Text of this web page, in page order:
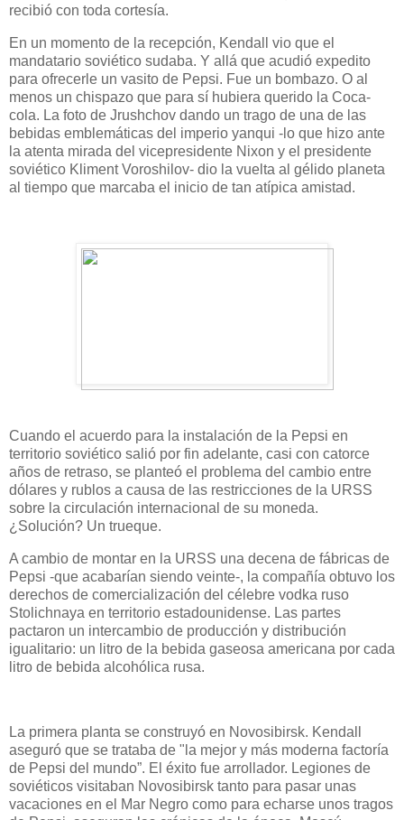
recibió con toda cortesía.
En un momento de la recepción, Kendall vio que el
mandatario soviético sudaba. Y allá que acudió expedito
para ofrecerle un vasito de Pepsi. Fue un bombazo. O al
menos un chispazo que para sí hubiera querido la Coca-
cola. La foto de Jrushchov dando un trago de una de las
bebidas emblemáticas del imperio yanqui -lo que hizo ante
la atenta mirada del vicepresidente Nixon y el presidente
soviético Kliment Voroshilov- dio la vuelta al gélido planeta
al tiempo que marcaba el inicio de tan atípica amistad.
Cuando el acuerdo para la instalación de la Pepsi en
territorio soviético salió por fin adelante, casi con catorce
años de retraso, se planteó el problema del cambio entre
dólares y rublos a causa de las restricciones de la URSS
sobre la circulación internacional de su moneda.
¿Solución? Un trueque.
A cambio de montar en la URSS una decena de fábricas de
Pepsi -que acabarían siendo veinte-, la compañía obtuvo los
derechos de comercialización del célebre vodka ruso
Stolichnaya en territorio estadounidense. Las partes
pactaron un intercambio de producción y distribución
igualitario: un litro de la bebida gaseosa americana por cada
litro de bebida alcohólica rusa.
La primera planta se construyó en Novosibirsk. Kendall
aseguró que se trataba de "la mejor y más moderna factoría
de Pepsi del mundo”. El éxito fue arrollador. Legiones de
soviéticos visitaban Novosibirsk tanto para pasar unas
vacaciones en el Mar Negro como para echarse unos tragos